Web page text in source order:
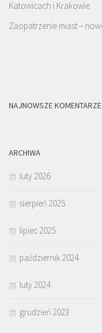
Katowicach i Krakowie
Zaopatrzenie miast –
NAJNOWSZE KOMENTARZE
ARCHIWA
luty 2026
sierpień 2025
lipiec 2025
październik 2024
luty 2024
grudzień 2023